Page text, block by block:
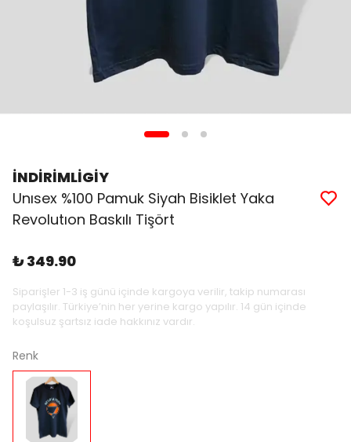
İNDİRİMLİGİY
Unısex %100 Pamuk Siyah Bisiklet Yaka
Revolutıon Baskılı Tişört
₺ 349.90
Siparişler 1-3 iş günü içinde kargoya verilir, takip numarası
paylaşılır. Türkiye’nin her yerine kargo yapılır. 14 gün içinde
koşulsuz şartsız iade hakkınız vardır.
Renk